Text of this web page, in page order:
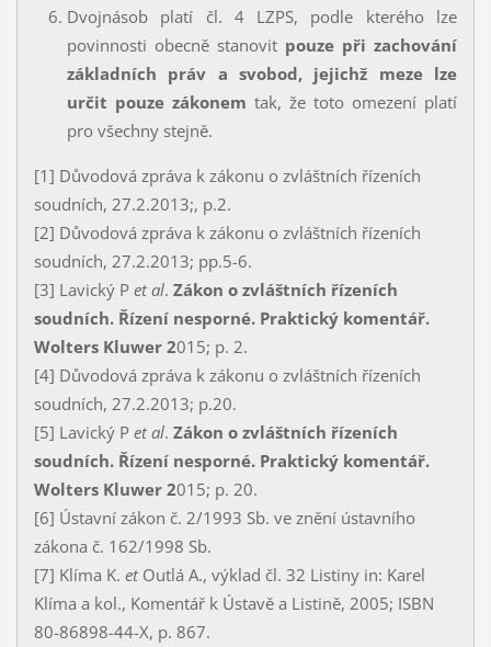
Dvojnásob platí čl. 4 LZPS, podle kterého lze
povinnosti obecně stanovit pouze při zachování
základních práv a svobod, jejichž meze lze
určit pouze zákonem tak, že toto omezení platí
pro všechny stejně.
[1] Důvodová zpráva k zákonu o zvláštních řízeních
soudních, 27.2.2013;, p.2.
[2] Důvodová zpráva k zákonu o zvláštních řízeních
soudních, 27.2.2013; pp.5-6.
[3] Lavický P et al. Zákon o zvláštních řízeních
soudních. Řízení nesporné. Praktický komentář.
Wolters Kluwer 2015; p. 2.
[4] Důvodová zpráva k zákonu o zvláštních řízeních
soudních, 27.2.2013; p.20.
[5] Lavický P et al. Zákon o zvláštních řízeních
soudních. Řízení nesporné. Praktický komentář.
Wolters Kluwer 2015; p. 20.
[6] Ústavní zákon č. 2/1993 Sb. ve znění ústavního
zákona č. 162/1998 Sb.
[7] Klíma K. etOutlá A., výklad čl. 32 Listiny in: Karel
Klíma a kol., Komentář k Ústavě a Listině, 2005; ISBN
80-86898-44-X, p. 867.